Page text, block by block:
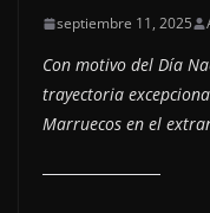
septiembre 11, 2025
Con motivo del Día
trayectoria
Marruecos en el